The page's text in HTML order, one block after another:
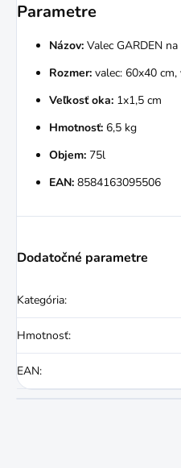
Parametre
Názov: Valec GARDEN
Rozmer: valec: 60x40 cm,
Veľkosť oka: 1x1,5 cm
Hmotnosť: 6,5 kg
Objem: 75l
EAN: 8584163095506
Dodatočné parametre
Kategória:
Hmotnosť:
EAN: